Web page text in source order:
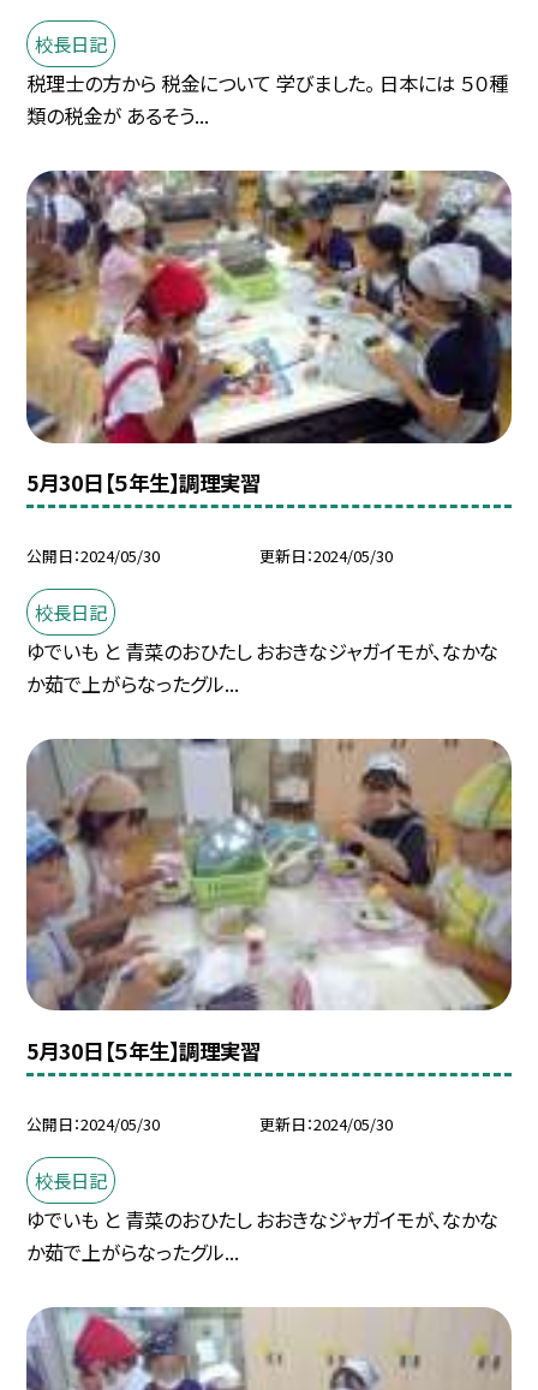
校長日記
税理士の方から 税金について 学びました。 日本には ５０種
類の税金が あるそう...
5月30日【５年生】調理実習
公開日 2024/05/30 更新日 2024/05/30
校長日記
ゆでいも と 青菜のおひたし おおきなジャガイモが、なかな
か茹で上がらなったグル...
5月30日【５年生】調理実習
公開日 2024/05/30 更新日 2024/05/30
校長日記
ゆでいも と 青菜のおひたし おおきなジャガイモが、なかな
か茹で上がらなったグル...